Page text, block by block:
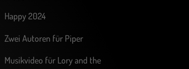
Happy 2024
Zwei Autoren für Piper
Musikvideo für Lory and the